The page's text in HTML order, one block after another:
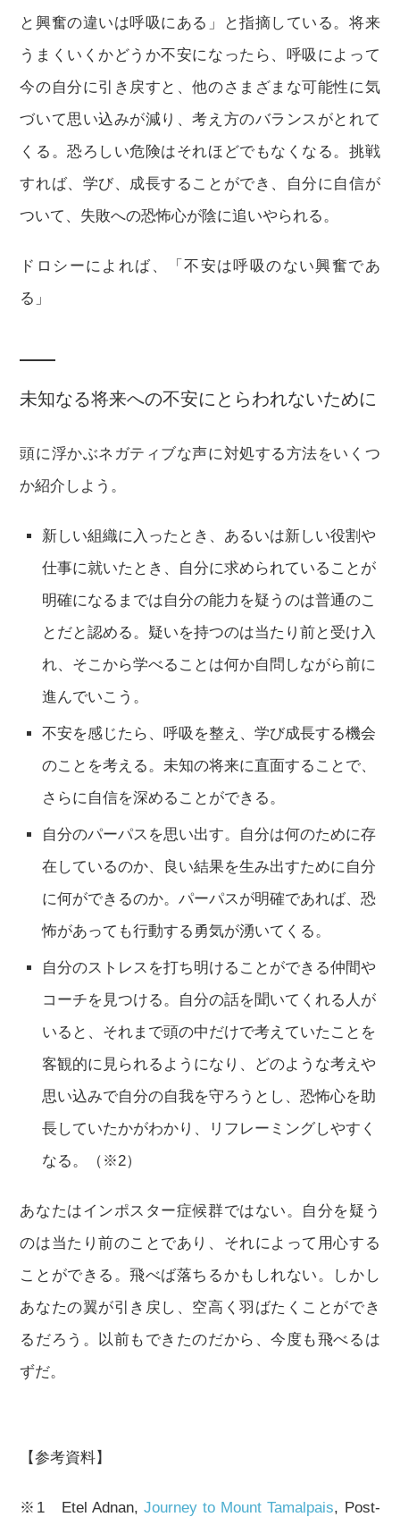
と興奮の違いは呼吸にある」と指摘している。将来
うまくいくかどうか不安になったら、呼吸によって
今の自分に引き戻すと、他のさまざまな可能性に気
づいて思い込みが減り、考え方のバランスがとれて
くる。恐ろしい危険はそれほどでもなくなる。挑戦
すれば、学び、成長することができ、自分に自信が
ついて、失敗への恐怖心が陰に追いやられる。
ドロシーによれば、「不安は呼吸のない興奮であ
る」
未知なる将来への不安にとらわれないために
頭に浮かぶネガティブな声に対処する方法をいくつ
か紹介しよう。
新しい組織に入ったとき、あるいは新しい役割や
仕事に就いたとき、自分に求められていることが
明確になるまでは自分の能力を疑うのは普通のこ
とだと認める。疑いを持つのは当たり前と受け入
れ、そこから学べることは何か自問しながら前に
進んでいこう。
不安を感じたら、呼吸を整え、学び成長する機会
のことを考える。未知の将来に直面することで、
さらに自信を深めることができる。
自分のパーパスを思い出す。自分は何のために存
在しているのか、良い結果を生み出すために自分
に何ができるのか。パーパスが明確であれば、恐
怖があっても行動する勇気が湧いてくる。
自分のストレスを打ち明けることができる仲間や
コーチを見つける。自分の話を聞いてくれる人が
いると、それまで頭の中だけで考えていたことを
客観的に見られるようになり、どのような考えや
思い込みで自分の自我を守ろうとし、恐怖心を助
長していたかがわかり、リフレーミングしやすく
なる。（※2）
あなたはインポスター症候群ではない。自分を疑う
のは当たり前のことであり、それによって用心する
ことができる。飛べば落ちるかもしれない。しかし
あなたの翼が引き戻し、空高く羽ばたくことができ
るだろう。以前もできたのだから、今度も飛べるは
ずだ。
【参考資料】
※1 Etel Adnan,Journey to Mount Tamalpais, Post-